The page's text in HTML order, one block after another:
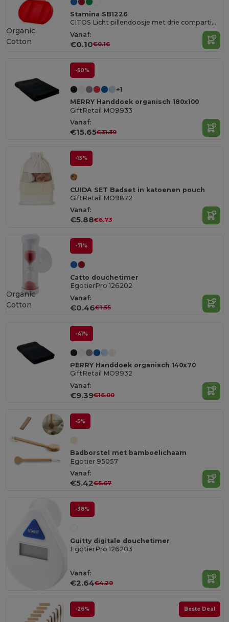
Stamina SB1226
CITOS Licht pillendoosje met drie compartimenten
Vanaf:
€0.10€0.16
Organic
Cotton
-50%
+1
MERRY Handdoek organisch 180x100
GiftRetail MO9933
Vanaf:
€15.65€31.39
-13%
CUIDA SET Badset in katoenen pouch
GiftRetail MO9872
Vanaf:
€5.88€6.73
-71%
Catto douchetimer
EgotierPro 126202
Vanaf:
€0.46€1.55
Organic
Cotton
-41%
PERRY Handdoek organisch 140x70
GiftRetail MO9932
Vanaf:
€9.39€16.00
-5%
Badborstel met bamboelichaam
Egotier 95057
Vanaf:
€5.42€5.67
-38%
Guitty digitale douchetimer
EgotierPro 126203
Vanaf:
€2.64€4.29
-26% Beste Deal